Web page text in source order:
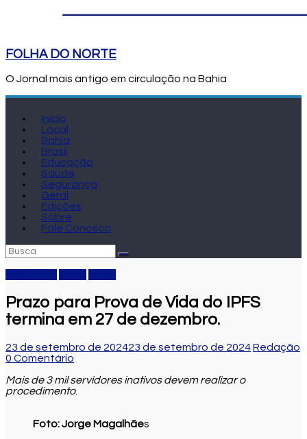
FOLHA DO NORTE
O Jornal mais antigo em circulação na Bahia
Início
Local
Bahia
Brasil
Educação
Saúde
Segurança
Geral
Edições
Sobre
Fale Conosco
Prazo para Prova de Vida do IPFS
termina em 27 de dezembro.
23 de setembro de 202423 de setembro de 2024Redação
0 Comentário
Mais de 3 mil servidores inativos devem realizar o
procedimento.
Foto: Jorge Magalhães